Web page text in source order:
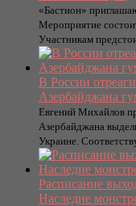
«Бастион»
Мероприятие
Участникам
В России
Азербайджана
Евгений Михайлов
Азербайджана
Украине.
Расписание
Наследие